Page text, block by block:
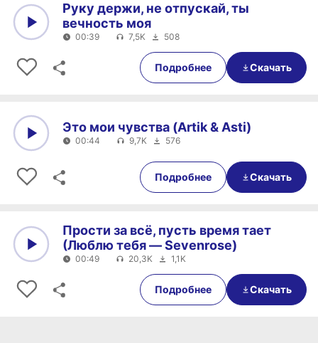
00:39
Руку держи, не отпускай, ты
вечность моя
00:39 7,5K 508
Подробнее Скачать
00:44
Это мои чувства (Artik & Asti)
00:44 9,7K 576
Подробнее Скачать
00:49
Прости за всё, пусть время тает
(Люблю тебя — Sevenrose)
00:49 20,3K 1,1K
Подробнее Скачать